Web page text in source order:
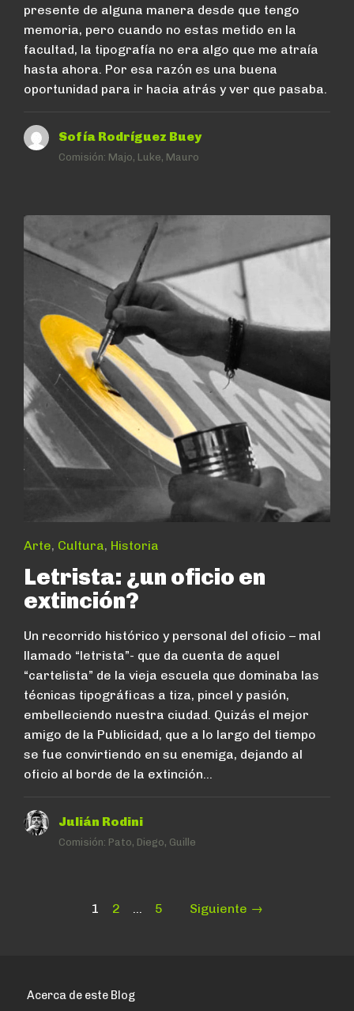
presente de alguna manera desde que tengo
memoria, pero cuando no estas metido en la
facultad, la tipografía no era algo que me atraía
hasta ahora. Por esa razón es una buena
oportunidad para ir hacia atrás y ver que pasaba.
Sofía Rodríguez Buey
Comisión: Majo, Luke, Mauro
Arte, Cultura, Historia
Letrista: ¿un oficio en
extinción?
Un recorrido histórico y personal del oficio – mal
llamado “letrista”- que da cuenta de aquel
“cartelista” de la vieja escuela que dominaba las
técnicas tipográficas a tiza, pincel y pasión,
embelleciendo nuestra ciudad. Quizás el mejor
amigo de la Publicidad, que a lo largo del tiempo
se fue convirtiendo en su enemiga, dejando al
oficio al borde de la extinción…
Julián Rodini
Comisión: Pato, Diego, Guille
Paginación
Page
1 Page
2 … Page
5 Siguiente →
Acerca de este Blog